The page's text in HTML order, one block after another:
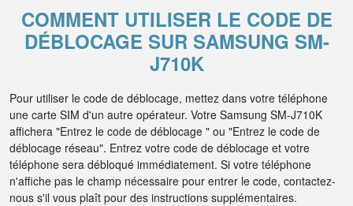
COMMENT UTILISER LE CODE DE
DÉBLOCAGE SUR SAMSUNG SM-
J710K
Pour utiliser le code de déblocage, mettez dans votre téléphone
une carte SIM d'un autre opérateur. Votre Samsung SM-J710K
affichera "Entrez le code de déblocage " ou "Entrez le code de
déblocage réseau". Entrez votre code de déblocage et votre
téléphone sera débloqué immédiatement. Si votre téléphone
n'affiche pas le champ nécessaire pour entrer le code, contactez-
nous s'il vous plaît pour des instructions supplémentaires.